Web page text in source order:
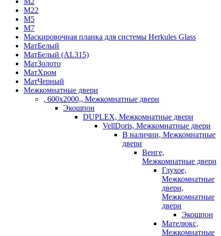
М22
М5
М7
Маскировочная планка для системы Herkules Glass
МатБелый
МатБелый (AL315)
МатЗолото
МатХром
МатЧерный
Межкомнатные двери
, 600х2000,, Межкомнатные двери
Экошпон
DUPLEX, Межкомнатные двери
VellDoris, Межкомнатные двери
В наличии, Межкомнатные
двери
Венге,
Межкомнатные двери
Глухое,
Межкомнатные
двери,
Межкомнатные
двери
Экошпон
Мателюкс,
Межкомнатные